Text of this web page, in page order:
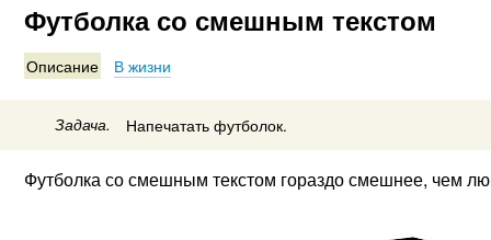
Футболка со смешным текстом
Описание В жизни
Задача. Напечатать футболок.
Футболка со смешным текстом гораздо смешнее, чем